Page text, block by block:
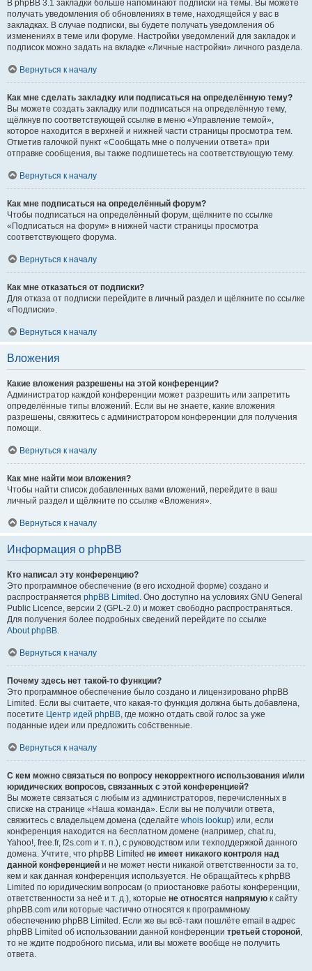
В phpBB 3.1 закладки больше напоминают подписки на темы. Вы можете
получать уведомления об обновлениях в теме, находящейся у вас в
закладках. В случае подписки, вы будете получать уведомления об
изменениях в теме или форуме. Настройки уведомлений для закладок и
подписок можно задать на вкладке «Личные настройки» личного раздела.
Вернуться к началу
Как мне сделать закладку или подписаться на определённую тему?
Вы можете создать закладку или подписаться на определённую тему,
щёлкнув по соответствующей ссылке в меню «Управление темой»,
которое находится в верхней и нижней части страницы просмотра тем.
Отметив галочкой пункт «Сообщать мне о получении ответа» при
отправке сообщения, вы также подпишетесь на соответствующую тему.
Вернуться к началу
Как мне подписаться на определённый форум?
Чтобы подписаться на определённый форум, щёлкните по ссылке
«Подписаться на форум» в нижней части страницы просмотра
соответствующего форума.
Вернуться к началу
Как мне отказаться от подписки?
Для отказа от подписки перейдите в личный раздел и щёлкните по ссылке
«Подписки».
Вернуться к началу
Вложения
Какие вложения разрешены на этой конференции?
Администратор каждой конференции может разрешить или запретить
определённые типы вложений. Если вы не знаете, какие вложения
разрешены, свяжитесь с администратором конференции для получения
помощи.
Вернуться к началу
Как мне найти мои вложения?
Чтобы найти список добавленных вами вложений, перейдите в ваш
личный раздел и щёлкните по ссылке «Вложения».
Вернуться к началу
Информация о phpBB
Кто написал эту конференцию?
Это программное обеспечение (в его исходной форме) создано и
распространяется phpBB Limited . Оно доступно на условиях GNU General
Public Licence, версии 2 (GPL-2.0) и может свободно распространяться.
Для получения более подробных сведений перейдите по ссылке
About phpBB.
Вернуться к началу
Почему здесь нет такой-то функции?
Это программное обеспечение было создано и лицензировано phpBB
Limited. Если вы считаете, что какая-то функция должна быть добавлена,
посетите Центр идей phpBB, где можно отдать свой голос за уже
поданные идеи или предложить собственные.
Вернуться к началу
С кем можно связаться по вопросу некорректного использования и/или
юридических вопросов, связанных с этой конференцией?
Вы можете связаться с любым из администраторов, перечисленных в
списке на странице «Наша команда». Если вы не получили ответа,
свяжитесь с владельцем домена (сделайте whois lookup) или, если
конференция находится на бесплатном домене (например, chat.ru,
Yahoo!, free.fr, f2s.com и т. п.), с руководством или техподдержкой данного
домена. Учтите, что phpBB Limited не имеет никакого контроля над
данной конференцией и не может нести никакой ответственности за то,
кем и как данная конференция используется. Не обращайтесь к phpBB
Limited по юридическим вопросам (о приостановке работы конференции,
ответственности за неё и т. д.), которые не относятся напрямую к сайту
phpBB.com или которые частично относятся к программному
обеспечению phpBB Limited. Если же вы всё-таки пошлёте email в адрес
phpBB Limited об использовании данной конференции третьей стороной,
то не ждите подробного письма, или вы можете вообще не получить
ответа.